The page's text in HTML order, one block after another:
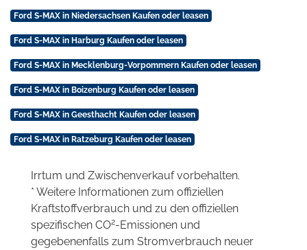
Ford S-MAX in Niedersachsen Kaufen oder leasen
Ford S-MAX in Harburg Kaufen oder leasen
Ford S-MAX in Mecklenburg-Vorpommern Kaufen oder leasen
Ford S-MAX in Boizenburg Kaufen oder leasen
Ford S-MAX in Geesthacht Kaufen oder leasen
Ford S-MAX in Ratzeburg Kaufen oder leasen
Irrtum und Zwischenverkauf vorbehalten.
* Weitere Informationen zum offiziellen
Kraftstoffverbrauch und zu den offiziellen
spezifischen CO2-Emissionen und
gegebenenfalls zum Stromverbrauch neuer